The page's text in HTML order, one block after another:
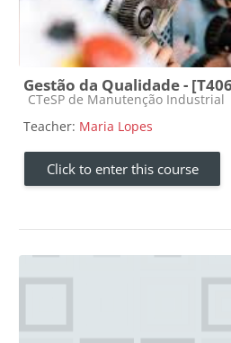
Gestão da Qualidade -
Course category
CTeSP de Manutenção Industrial
Teacher: Maria Lopes
Click to enter this course